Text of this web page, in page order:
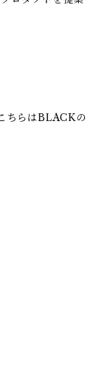
ちらはBLACKの